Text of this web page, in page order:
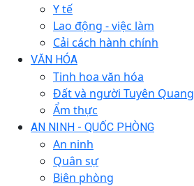
Y tế
Lao động - việc làm
Cải cách hành chính
VĂN HÓA
Tinh hoa văn hóa
Đất và người Tuyên Quang
Ẩm thực
AN NINH - QUỐC PHÒNG
An ninh
Quân sự
Biên phòng